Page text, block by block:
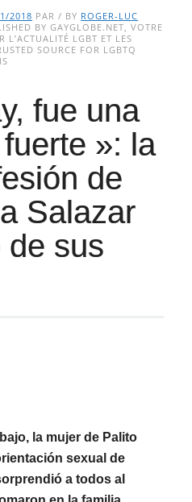
2018 PAR / BY ROGER-LUC
BY GAYGLOBE.NET, VOTRE
L’ACTUALITÉ LGBT ET LES
SOURCE FOR LGBTQ
fue una
»: la
de
Salazar
de sus
la mujer de Palito
sexual de
a todos al